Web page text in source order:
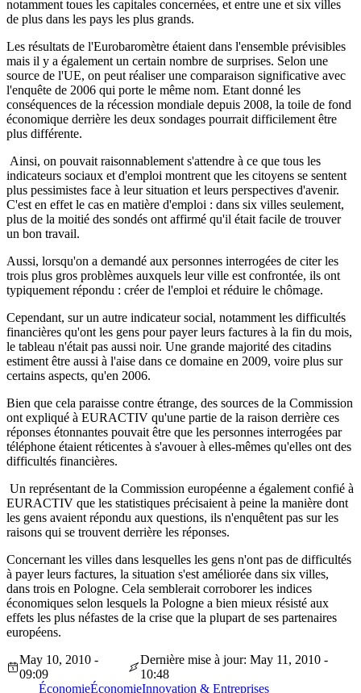
notamment toues les capitales concernées, et entre une et six villes
de plus dans les pays les plus grands.
Les résultats de l'Eurobaromètre étaient dans l'ensemble prévisibles
mais il y a également un certain nombre de surprises. Selon une
source de l'UE, on peut réaliser une comparaison significative avec
l'enquête de 2006 qui porte le même nom. Etant donné les
conséquences de la récession mondiale depuis 2008, la toile de fond
économique derrière les deux sondages pourrait difficilement être
plus différente.
Ainsi, on pouvait raisonnablement s'attendre à ce que tous les
indicateurs sociaux et d'emploi montrent que les citoyens se sentent
plus pessimistes face à leur situation et leurs perspectives d'avenir.
C'est en effet le cas en matière d'emploi : dans six villes seulement,
plus de la moitié des sondés ont affirmé qu'il était facile de trouver
un bon travail.
Aussi, lorsqu'on a demandé aux personnes interrogées de citer les
trois plus gros problèmes auxquels leur ville est confrontée, ils ont
typiquement répondu : créer de l'emploi et réduire le chômage.
Cependant, sur un autre indicateur social, notamment les difficultés
financières qu'ont les gens pour payer leurs factures à la fin du mois,
le tableau n'était pas aussi noir. Une grande majorité des citadins
estiment être aussi à l'aise dans ce domaine en 2009, voire plus sur
certains aspects, qu'en 2006.
Bien que cela paraisse contre étrange, des sources de la Commission
ont expliqué à EURACTIV qu'une partie de la raison derrière ces
réponses étonnantes pouvait être que les personnes interrogées par
téléphone étaient réticentes à s'avouer à elles-mêmes qu'elles ont des
difficultés financières.
Un représentant de la Commission européenne a également confié à
EURACTIV que les statistiques précisaient à peine la manière dont
les gens avaient répondu aux questions, ils n'enquêtent pas sur les
raisons qui se trouvent derrière les réponses.
Concernant les villes dans lesquelles les gens n'ont pas de difficultés
à payer leurs factures, la situation s'est améliorée dans six villes,
dans trois en Pologne. Cela semblerait corroborer les indices
économiques selon lesquels la Pologne a bien mieux résisté aux
effets les plus néfastes de la crise que la plupart de ses partenaires
européens.
May 10, 2010 -
09:09
Dernière mise à jour: May 11, 2010 -
10:48
ÉconomieÉconomieInnovation & Entreprises